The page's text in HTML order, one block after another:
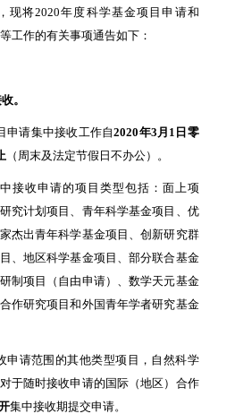
现将2020年度科学基金项目申请和
工作的有关事项通告如下：
。
请集中接收工作自2020年3月 1 日零
（周末及法定节假日不办公）。
收申请的项目类型包括：面上项
究计划项目、青年科学基金项目、优
杰出青年科学基金项目、创新研究群
、地区科学基金项目、部分联合基金
制项目（自由申请）、数学天元基金
作研究项目和外国青年学者研究基金
请范围的其他类型项目，自然科学
于随时接收申请的国际（地区）合作
集中接收期提交申请。